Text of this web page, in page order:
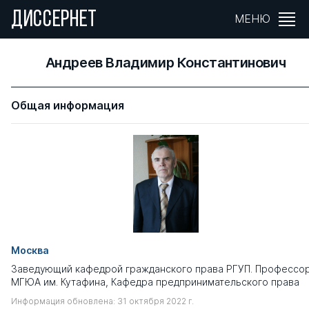
ДИССЕРНЕТ МЕНЮ
Андреев Владимир Константинович
Общая информация
Москва
Заведующий кафедрой гражданского права РГУП.
МГЮА им. Кутафина, Кафедра предпринимательского права
Информация обновлена: 31 октября 2022 г.